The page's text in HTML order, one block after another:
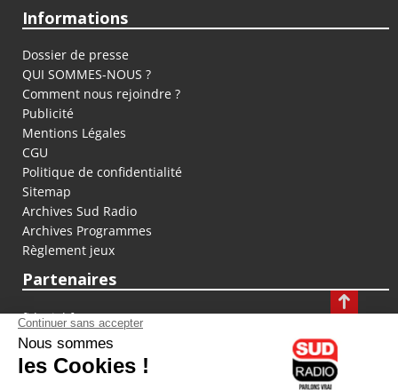
Informations
Dossier de presse
QUI SOMMES-NOUS ?
Comment nous rejoindre ?
Publicité
Mentions Légales
CGU
Politique de confidentialité
Sitemap
Archives Sud Radio
Archives Programmes
Règlement jeux
Partenaires
fiducial.fr
lyoncapitale.fr
olympique-et-lyonnais.com